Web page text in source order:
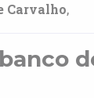
Carvalho,